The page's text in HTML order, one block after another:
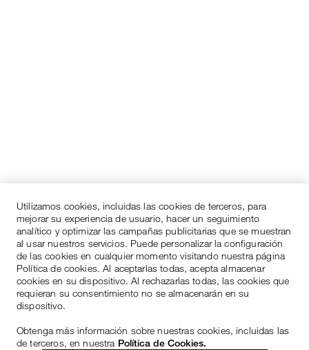
Utilizamos cookies, incluidas las cookies de terceros, para
mejorar su experiencia de usuario, hacer un seguimiento
analítico y optimizar las campañas publicitarias que se muestran
al usar nuestros servicios. Puede personalizar la configuración
de las cookies en cualquier momento visitando nuestra página
Política de cookies. Al aceptarlas todas, acepta almacenar
cookies en su dispositivo. Al rechazarlas todas, las cookies que
requieran su consentimiento no se almacenarán en su
dispositivo.
Obtenga más información sobre nuestras cookies, incluidas las
de terceros, en nuestra Política de Cookies.